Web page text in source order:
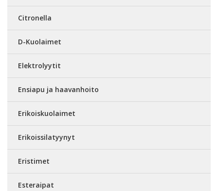
Citronella
D-Kuolaimet
Elektrolyytit
Ensiapu ja haavanhoito
Erikoiskuolaimet
Erikoissilatyynyt
Eristimet
Esteraipat